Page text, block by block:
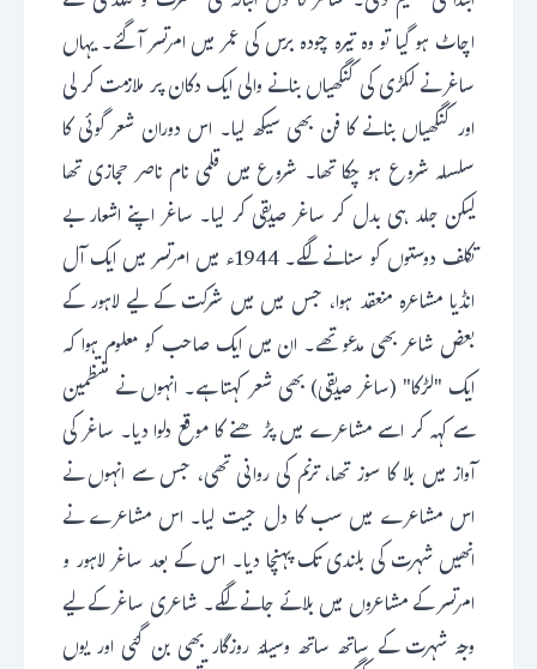
اچاٹ ہو گیا تو وہ تیرہ چودہ برس کی عمر میں امرتسر آ گئے۔ یہاں
ساغر نے لکڑی کی کنگھیاں بنانے والی ایک دکان پر ملازمت کر لی
اور کنگھیاں بنانے کا فن بھی سیکھ لیا۔ اس دوران شعر گوئی کا
سلسلہ شروع ہو چکا تھا۔ شروع میں قلمی نام ناصر حجازی تھا
لیکن جلد ہی بدل کر ساغر صدیقی کر لیا۔ ساغر اپنے اشعار بے
تکلف دوستوں کو سنانے لگے۔ 1944ء میں امرتسر میں ایک آل
انڈیا مشاعرہ منعقد ہوا، جس میں میں شرکت کے لیے لاہور کے
بعض شاعر بھی مدعو تھے۔ ان میں ایک صاحب کو معلوم ہوا کہ
ایک "لڑکا" (ساغر صدیقی) بھی شعر کہتا ہے۔ انہوں نے منتظمین
سے کہہ کر اسے مشاعرے میں پڑھنے کا موقع دلوا دیا۔ ساغر کی
آواز میں بلا کا سوز تھا، ترنم کی روانی تھی، جس سے انہوں نے
اس مشاعرے میں سب کا دل جیت لیا۔ اس مشاعرے نے
انھیں شہرت کی بلندی تک پہنچا دیا۔ اس کے بعد ساغر لاہور و
امرتسر کے مشاعروں میں بلائے جانے لگے۔ شاعری ساغر کے لیے
وجۂ شہرت کے ساتھ ساتھ وسیلۂ روزگار بھی بن گئی اور یوں